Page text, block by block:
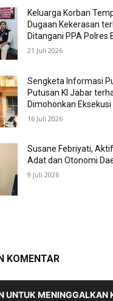
Keluarga Korban
Dugaan Kekerasan
Ditangani PPA Polres
21 Juli 2026
Sengketa Informasi
Putusan KI Jabar
Dimohonkan Eksekusi
16 Juli 2026
Susane Febriyati,
Adat dan Otonomi
9 Juli 2026
KOMENTAR
UNTUK MENINGGALKAN